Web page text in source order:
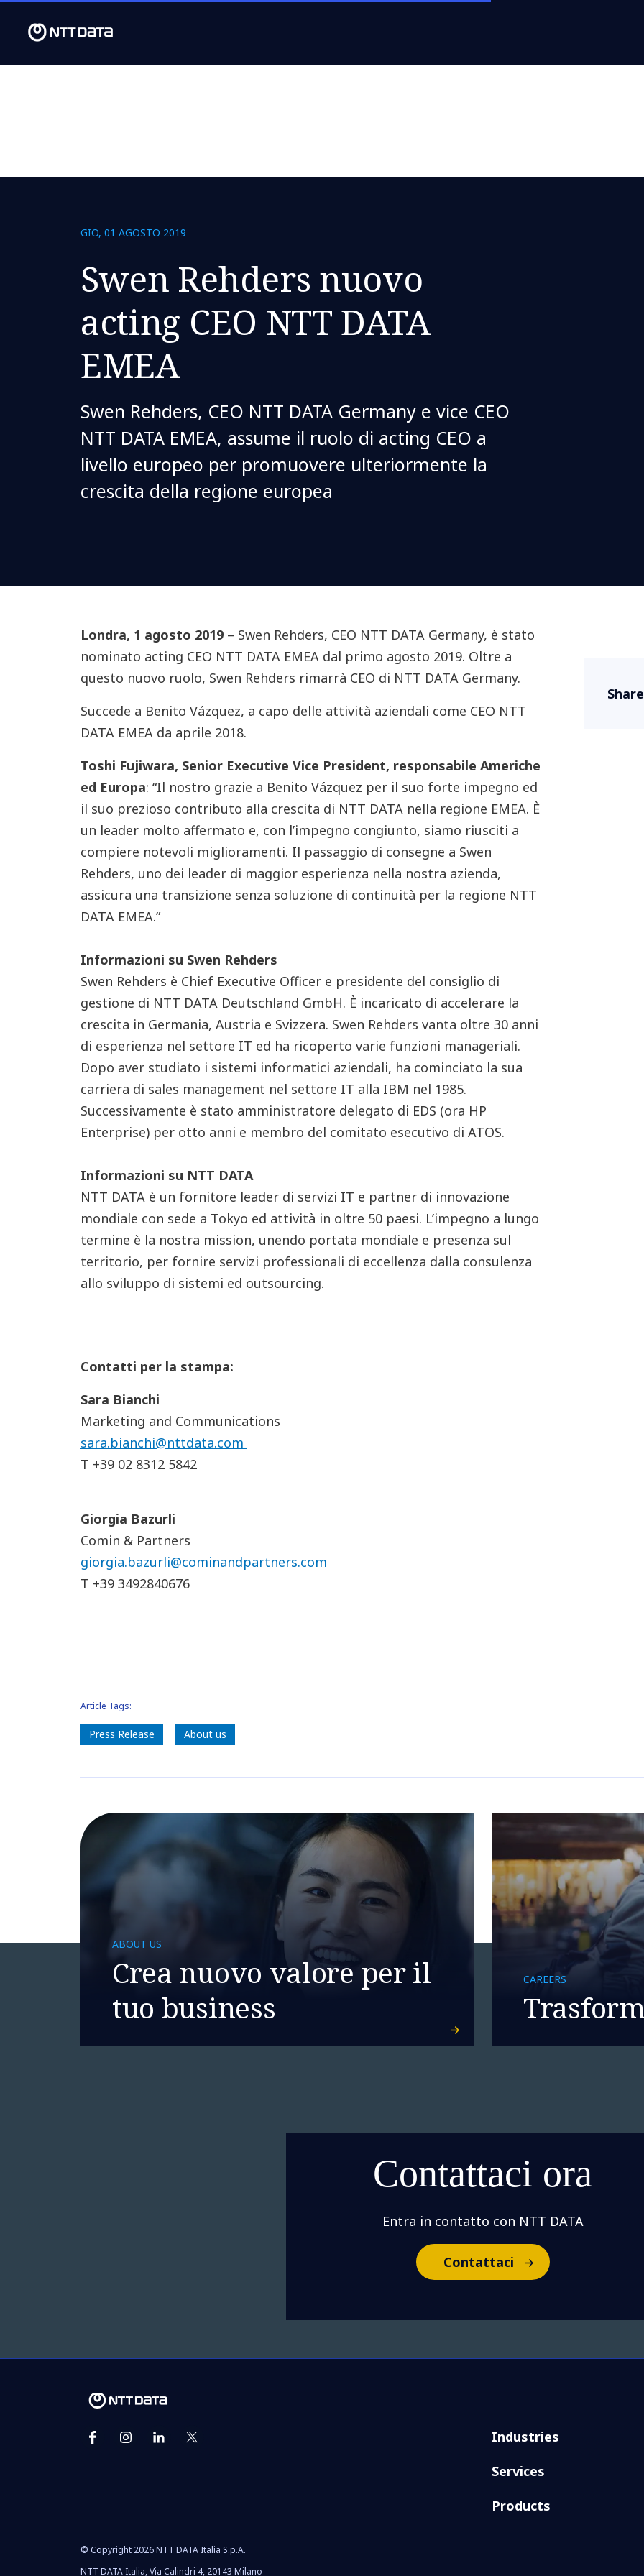
GIO, 01 AGOSTO 2019
Swen Rehders nuovo
acting CEO NTT DATA
EMEA
Swen Rehders, CEO NTT DATA Germany e vice CEO
NTT DATA EMEA, assume il ruolo di acting CEO a
livello europeo per promuovere ulteriormente la
crescita della regione europea
Londra, 1 agosto 2019– Swen Rehders, CEO NTT DATA Germany, è stato
nominato acting CEO NTT DATA EMEA dal primo agosto 2019. Oltre a
questo nuovo ruolo, Swen Rehders rimarrà CEO di NTT DATA Germany.
Succede a Benito Vázquez, a capo delle attività aziendali come CEO NTT
DATA EMEA da aprile 2018.
Toshi Fujiwara, Senior Executive Vice President, responsabile Americhe
ed Europa: “Il nostro grazie a Benito Vázquez per il suo forte impegno ed
il suo prezioso contributo alla crescita di NTT DATA nella regione EMEA. È
un leader molto affermato e, con l’impegno congiunto, siamo riusciti a
compiere notevoli miglioramenti. Il passaggio di consegne a Swen
Rehders, uno dei leader di maggior esperienza nella nostra azienda,
assicura una transizione senza soluzione di continuità per la regione NTT
DATA EMEA.”
Informazioni su Swen Rehders
Swen Rehders è Chief Executive Officer e presidente del consiglio di
gestione di NTT DATA Deutschland GmbH. È incaricato di accelerare la
crescita in Germania, Austria e Svizzera. Swen Rehders vanta oltre 30 anni
di esperienza nel settore IT ed ha ricoperto varie funzioni manageriali.
Dopo aver studiato i sistemi informatici aziendali, ha cominciato la sua
carriera di sales management nel settore IT alla IBM nel 1985.
Successivamente è stato amministratore delegato di EDS (ora HP
Enterprise) per otto anni e membro del comitato esecutivo di ATOS.
Informazioni su NTT DATA
NTT DATA è un fornitore leader di servizi IT e partner di innovazione
mondiale con sede a Tokyo ed attività in oltre 50 paesi. L’impegno a lungo
termine è la nostra mission, unendo portata mondiale e presenza sul
territorio, per fornire servizi professionali di eccellenza dalla consulenza
allo sviluppo di sistemi ed outsourcing.
Contatti per la stampa:
Sara Bianchi
Marketing and Communications
sara.bianchi@nttdata.com
T +39 02 8312 5842
Giorgia Bazurli
Comin & Partners
giorgia.bazurli@cominandpartners.com
T +39 3492840676
Article Tags:
Press Release About us
ABOUT US
Crea nuovo valore per il
tuo business
CAREERS
Contattaci ora
Entra in contatto con NTT DATA
Contattaci
Industries
Services
Products
© Copyright 2026 NTT DATA Italia S.p.A.
NTT DATA Italia, Via Calindri 4, 20143 Milano